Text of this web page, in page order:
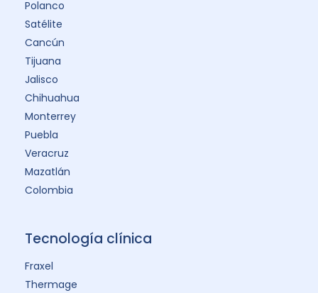
Polanco
Satélite
Cancún
Tijuana
Jalisco
Chihuahua
Monterrey
Puebla
Veracruz
Mazatlán
Colombia
Tecnología clínica
Fraxel
Thermage